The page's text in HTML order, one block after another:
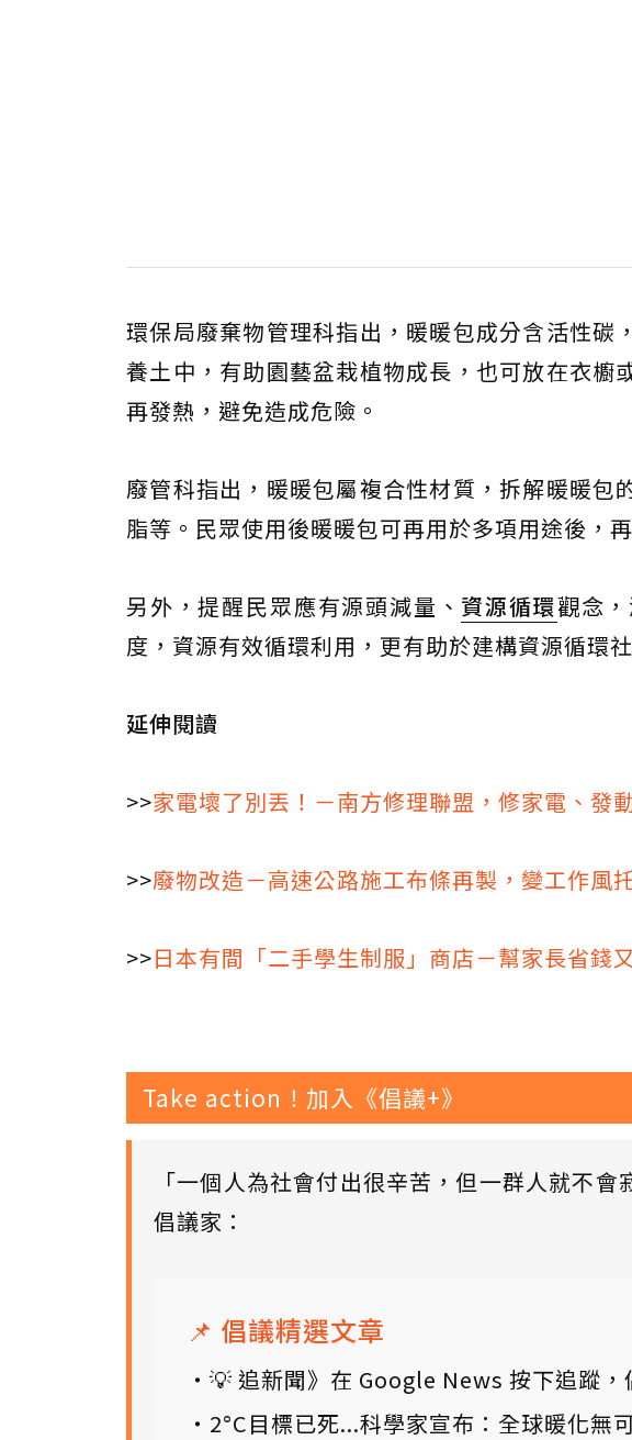
環保局廢棄物管理科指出，暖暖包成分含活性碳
養土中，有助園藝盆栽植物成長，也可放在衣櫥
再發熱，避免造成危險。
廢管科指出，暖暖包屬複合性材質，拆解暖暖包
脂等。民眾使用後暖暖包可再用於多項用途後，
另外，提醒民眾應有源頭減量、 資源循環觀念
度，資源有效循環利用，更有助於建構資源循環社
延伸閱讀
>>家電壞了別丟！－南方修理聯盟，修家電、發
>>廢物改造－高速公路施工布條再製，變工作風
>>日本有間「二手學生制服」商店－幫家長省錢
Take action！加入《倡議+》
「一個人為社會付出很辛苦，但一群人就不
倡議家：
📌 倡議精選文章
💡 追新聞》在 Google News 按下追蹤，
2°C目標已死...科學家宣布：全球暖化無